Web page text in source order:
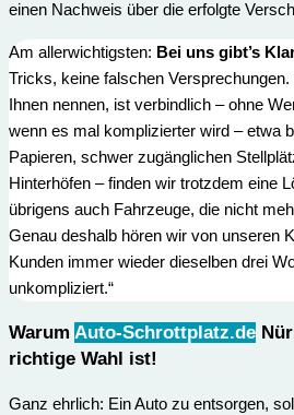
einen Nachweis über die erfolgte
Am allerwichtigsten: Bei uns gibt’s
Tricks, keine falschen
Ihnen nennen, ist verbindlich – ohne
wenn es mal komplizierter wird – etwa
Papieren, schwer zugänglichen
Hinterhöfen – finden wir trotzdem eine
übrigens auch Fahrzeuge, die nicht
Genau deshalb hören wir von unseren
Kunden immer wieder dieselben drei
unkompliziert.“
Warum Auto-Schrottplatz.de
richtige Wahl ist!
Ganz ehrlich: Ein Auto zu entsorgen,